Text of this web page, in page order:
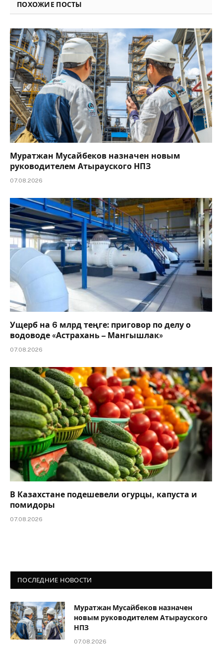
ПОХОЖИЕ ПОСТЫ
Муратжан Мусайбеков назначен новым
руководителем Атырауского НПЗ
07.08.2026
Ущерб на 6 млрд теңге: приговор по делу о
водоводе «Астрахань – Мангышлак»
07.08.2026
В Казахстане подешевели огурцы, капуста и
помидоры
07.08.2026
ПОСЛЕДНИЕ НОВОСТИ
Муратжан Мусайбеков назначен
новым руководителем Атырауского
НПЗ
07.08.2026